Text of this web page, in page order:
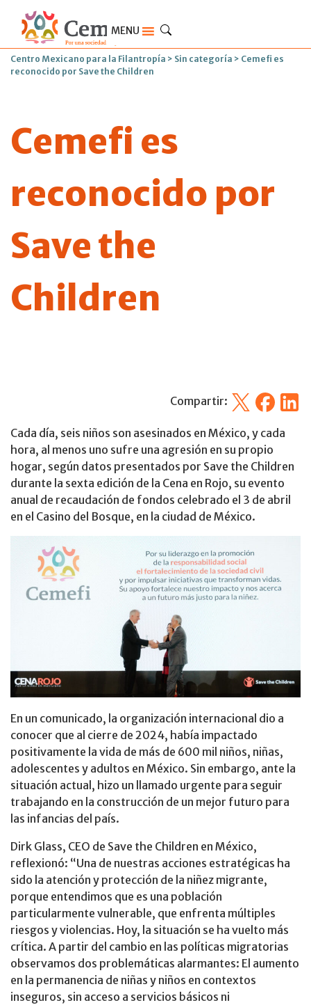
MENU
Centro Mexicano para la Filantropía > Sin categoría > Cemefi es
reconocido por Save the Children
Cemefi es
reconocido por
Save the
Children
Compartir: X Facebook
Cada día, seis niños son asesinados en México, y cada
hora, al menos uno sufre una agresión en su propio
hogar, según datos presentados por Save the Children
durante la sexta edición de la Cena en Rojo, su evento
anual de recaudación de fondos celebrado el 3 de abril
en el Casino del Bosque, en la ciudad de México.
En un comunicado, la organización internacional dio a
conocer que al cierre de 2024, había impactado
positivamente la vida de más de 600 mil niños, niñas,
adolescentes y adultos en México. Sin embargo, ante la
situación actual, hizo un llamado urgente para seguir
trabajando en la construcción de un mejor futuro para
las infancias del país.
Dirk Glass, CEO de Save the Children en México,
reflexionó: “Una de nuestras acciones estratégicas ha
sido la atención y protección de la niñez migrante,
porque entendimos que es una población
particularmente vulnerable, que enfrenta múltiples
riesgos y violencias. Hoy, la situación se ha vuelto más
crítica. A partir del cambio en las políticas migratorias
observamos dos problemáticas alarmantes: El aumento
en la permanencia de niñas y niños en contextos
inseguros, sin acceso a servicios básicos ni